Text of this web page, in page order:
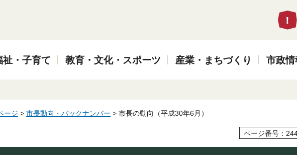
祉・子育て 教育・文化・スポーツ 産業・まちづくり 市政情
ージ > 市長動向・バックナンバー > 市長の動向（平成30年6月）
ページ番号：